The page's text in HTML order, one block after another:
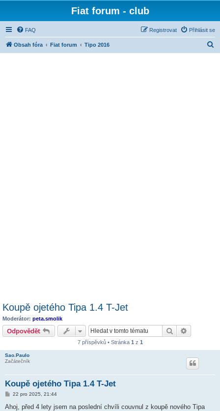
Fiat forum - club
FAQ Přihlásit se
Registrovat
Obsah fóra Fiat forum Tipo 2016
Koupě ojetého Tipa 1.4 T-Jet
Moderátor: peta.smolik
Odpovědět Hledat
7 příspěvků • Stránka 1 z 1
Sao.Paulo
Začátečník
Koupě ojetého Tipa 1.4 T-Jet
P
í
22 pro 2025, 21:44
Ahoj, před 4 lety jsem na poslední chvíli couvnul z koupě nového Tipa